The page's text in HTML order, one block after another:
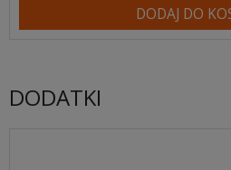
DODAJ DO
DODATKI